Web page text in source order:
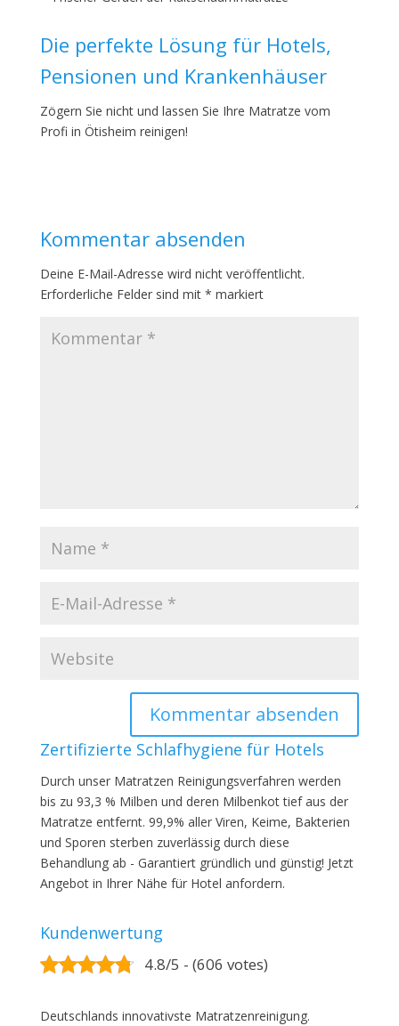
Die perfekte Lösung für Hotels,
Pensionen und Krankenhäuser
Zögern Sie nicht und lassen Sie Ihre Matratze vom
Profi in Ötisheim reinigen!
Kommentar absenden
Deine E-Mail-Adresse wird nicht veröffentlicht.
Erforderliche Felder sind mit * markiert
Zertifizierte Schlafhygiene für Hotels
Durch unser Matratzen Reinigungsverfahren werden
bis zu 93,3 % Milben und deren Milbenkot tief aus der
Matratze entfernt. 99,9% aller Viren, Keime, Bakterien
und Sporen sterben zuverlässig durch diese
Behandlung ab - Garantiert gründlich und günstig! Jetzt
Angebot in Ihrer Nähe für Hotel anfordern.
Kundenwertung
4.8/5 - (606 votes)
Deutschlands innovativste Matratzenreinigung.